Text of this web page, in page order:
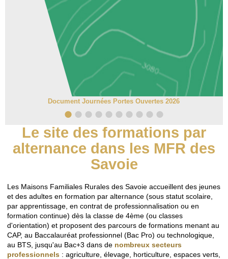
Document Journées Portes Ouvertes 2026
••••••••••
Le site des formations par
alternance dans les MFR des
Savoie
Les Maisons Familiales Rurales des Savoie accueillent des jeunes
et des adultes en formation par alternance (sous statut scolaire,
par apprentissage, en contrat de professionnalisation ou en
formation continue) dès la classe de 4ème (ou classes
d'orientation) et proposent des parcours de formations menant au
CAP, au Baccalauréat professionnel (Bac Pro) ou technologique,
au BTS, jusqu'au Bac+3 dans de nombreux secteurs
professionnels : agriculture, élevage, horticulture, espaces verts,